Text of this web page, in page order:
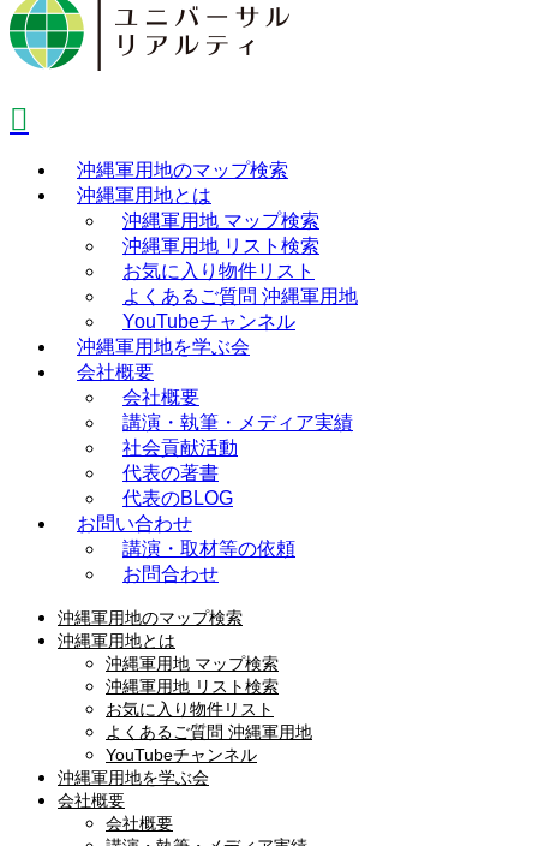
沖縄軍用地のマップ検索
沖縄軍用地とは
沖縄軍用地 マップ検索
沖縄軍用地 リスト検索
お気に入り物件リスト
よくあるご質問 沖縄軍用地
YouTubeチャンネル
沖縄軍用地を学ぶ会
会社概要
会社概要
講演・執筆・メディア実績
社会貢献活動
代表の著書
代表のBLOG
お問い合わせ
講演・取材等の依頼
お問合わせ
沖縄軍用地のマップ検索
沖縄軍用地とは
沖縄軍用地 マップ検索
沖縄軍用地 リスト検索
お気に入り物件リスト
よくあるご質問 沖縄軍用地
YouTubeチャンネル
沖縄軍用地を学ぶ会
会社概要
会社概要